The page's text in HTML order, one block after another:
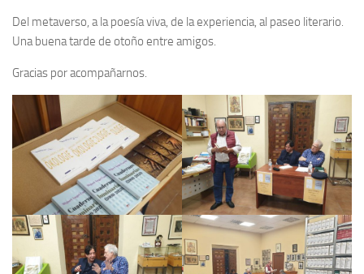
Informe Represión en Toledo 1936-1947 | Buscador
Militantes históricos IR
Personajes republicanos
Izquierda Republicana. Agrupaciones y Militantes (1934-1939)
Izquierda Republicana. Navarra
Izquierda Republicana. Galicia
Textos esenciales del republicanismo
Del metaverso, a la poesía viva, de la experiencia, al paseo literario.
Una buena tarde de otoño entre amigos.
Gracias por acompañarnos.